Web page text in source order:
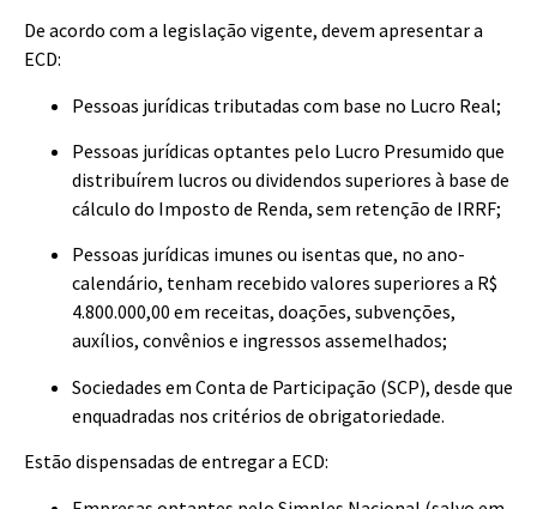
De acordo com a legislação vigente, devem apresentar a
ECD:
Pessoas jurídicas tributadas com base no Lucro Real;
Pessoas jurídicas optantes pelo Lucro Presumido que
distribuírem lucros ou dividendos superiores à base de
cálculo do Imposto de Renda, sem retenção de IRRF;
Pessoas jurídicas imunes ou isentas que, no ano-
calendário, tenham recebido valores superiores a R$
4.800.000,00 em receitas, doações, subvenções,
auxílios, convênios e ingressos assemelhados;
Sociedades em Conta de Participação (SCP), desde que
enquadradas nos critérios de obrigatoriedade.
Estão dispensadas de entregar a ECD: